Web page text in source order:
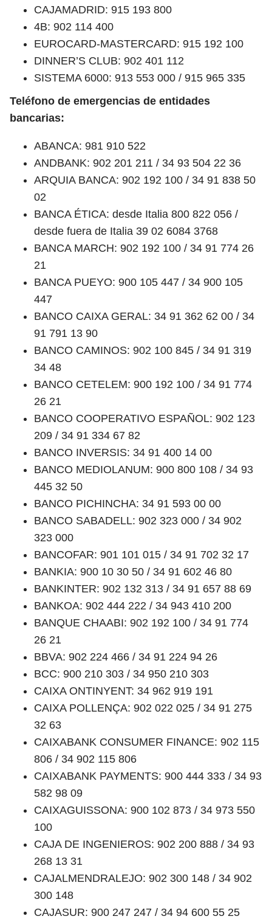
CAJAMADRID: 915 193 800
4B: 902 114 400
EUROCARD-MASTERCARD: 915 192 100
DINNER’S CLUB: 902 401 112
SISTEMA 6000: 913 553 000 / 915 965 335
Teléfono de emergencias de entidades
bancarias:
ABANCA: 981 910 522
ANDBANK: 902 201 211 / 34 93 504 22 36
ARQUIA BANCA: 902 192 100 / 34 91 838 50
02
BANCA ÉTICA: desde Italia 800 822 056 /
desde fuera de Italia 39 02 6084 3768
BANCA MARCH: 902 192 100 / 34 91 774 26
21
BANCA PUEYO: 900 105 447 / 34 900 105
447
BANCO CAIXA GERAL: 34 91 362 62 00 / 34
91 791 13 90
BANCO CAMINOS: 902 100 845 / 34 91 319
34 48
BANCO CETELEM: 900 192 100 / 34 91 774
26 21
BANCO COOPERATIVO ESPAÑOL: 902 123
209 / 34 91 334 67 82
BANCO INVERSIS: 34 91 400 14 00
BANCO MEDIOLANUM: 900 800 108 / 34 93
445 32 50
BANCO PICHINCHA: 34 91 593 00 00
BANCO SABADELL: 902 323 000 / 34 902
323 000
BANCOFAR: 901 101 015 / 34 91 702 32 17
BANKIA: 900 10 30 50 / 34 91 602 46 80
BANKINTER: 902 132 313 / 34 91 657 88 69
BANKOA: 902 444 222 / 34 943 410 200
BANQUE CHAABI: 902 192 100 / 34 91 774
26 21
BBVA: 902 224 466 / 34 91 224 94 26
BCC: 900 210 303 / 34 950 210 303
CAIXA ONTINYENT: 34 962 919 191
CAIXA POLLENÇA: 902 022 025 / 34 91 275
32 63
CAIXABANK CONSUMER FINANCE: 902 115
806 / 34 902 115 806
CAIXABANK PAYMENTS: 900 444 333 / 34 93
582 98 09
CAIXAGUISSONA: 900 102 873 / 34 973 550
100
CAJA DE INGENIEROS: 902 200 888 / 34 93
268 13 31
CAJALMENDRALEJO: 902 300 148 / 34 902
300 148
CAJASUR: 900 247 247 / 34 94 600 55 25